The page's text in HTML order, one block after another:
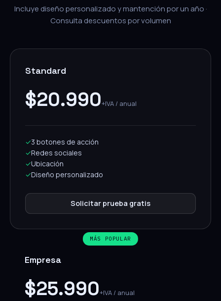
Incluye diseño personalizado y mantención por un año ·
Consulta descuentos por volumen
Standard
$20.990+IVA / anual
✓3 botones de acción
✓Redes sociales
✓Ubicación
✓Diseño personalizado
Solicitar prueba gratis
MÁS POPULAR
Empresa
$25.990+IVA / anual